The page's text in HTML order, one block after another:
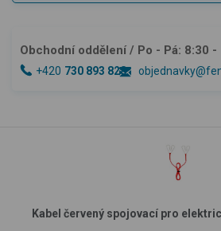
Obchodní oddělení / Po - Pá: 8:30 -
+420 730 893 828
Kabel červený spojovací pro